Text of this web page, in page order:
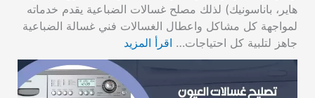
هاير، باناسونيك) لذلك مصلح غسالات الضباعية يقدم خدماته
لمواجهة كل مشاكل واعطال الغسالات فني غسالة الضباعية
جاهز لتلبية كل احتياجات… اقرأ المزيد